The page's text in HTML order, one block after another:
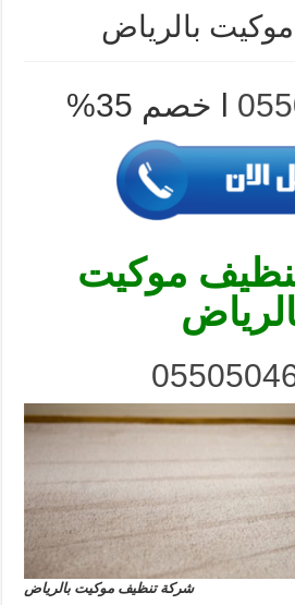
بالرياض
موكيت
شركة تنظيف موكيت بالرياض